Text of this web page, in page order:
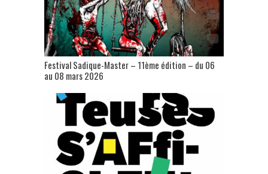
Festival Sadique-Master – 11ème édition – du 06
au 08 mars 2026